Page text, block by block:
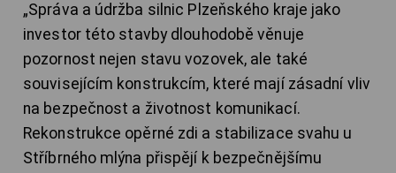
„Správa a údržba silnic Plzeňského kraje jako
investor této stavby dlouhodobě věnuje
pozornost nejen stavu vozovek, ale také
souvisejícím konstrukcím, které mají zásadní vliv
na bezpečnost a životnost komunikací.
Rekonstrukce opěrné zdi a stabilizace svahu u
Stříbrného mlýna přispějí k bezpečnějšímu